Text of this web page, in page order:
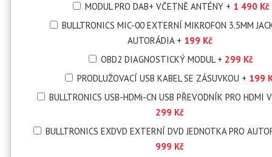
MODUL PRO DAB+ VČETNĚ ANTÉNY + 1 490 Kč
BULLTRONICS MIC-00 EXTERNÍ MIKROFON 3.5MM
AUTORÁDIA + 199 Kč
OBD2 DIAGNOSTICKÝ MODUL + 299 Kč
PRODLUŽOVACÍ USB KABEL SE ZÁSUVKOU + 199
BULLTRONICS USB-HDMi-CN USB PŘEVODNÍK PRO HDMI
299 Kč
BULLTRONICS EXDVD EXTERNÍ DVD JEDNOTKA PRO
999 Kč